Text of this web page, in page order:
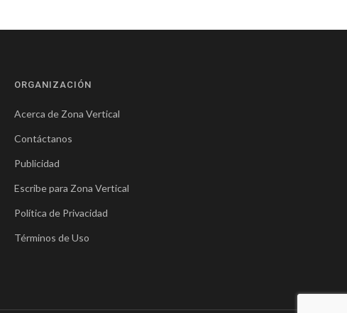
ORGANIZACIÓN
Acerca de Zona Vertical
Contáctanos
Publicidad
Escribe para Zona Vertical
Política de Privacidad
Términos de Uso